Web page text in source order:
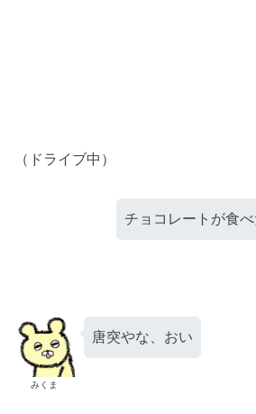
（ドライブ中）
チョコレートが食
みくま
唐突やな、おい